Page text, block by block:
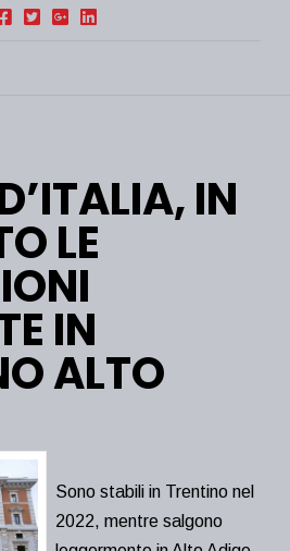
IN
LE
IN
ALTO
Sono stabili in Trentino nel
2022, mentre salgono